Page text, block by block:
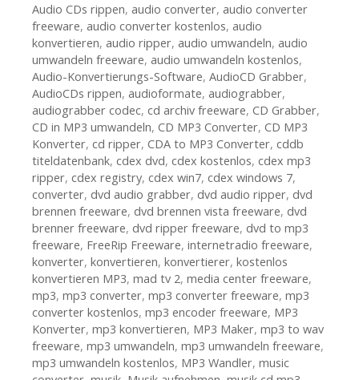
Audio CDs rippen, audio converter, audio converter
freeware, audio converter kostenlos, audio
konvertieren, audio ripper, audio umwandeln, audio
umwandeln freeware, audio umwandeln kostenlos,
Audio-Konvertierungs-Software, AudioCD Grabber,
AudioCDs rippen, audioformate, audiograbber,
audiograbber codec, cd archiv freeware, CD Grabber,
CD in MP3 umwandeln, CD MP3 Converter, CD MP3
Konverter, cd ripper, CDA to MP3 Converter, cddb
titeldatenbank, cdex dvd, cdex kostenlos, cdex mp3
ripper, cdex registry, cdex win7, cdex windows 7,
converter, dvd audio grabber, dvd audio ripper, dvd
brennen freeware, dvd brennen vista freeware, dvd
brenner freeware, dvd ripper freeware, dvd to mp3
freeware, FreeRip Freeware, internetradio freeware,
konverter, konvertieren, konvertierer, kostenlos
konvertieren MP3, mad tv 2, media center freeware,
mp3, mp3 converter, mp3 converter freeware, mp3
converter kostenlos, mp3 encoder freeware, MP3
Konverter, mp3 konvertieren, MP3 Maker, mp3 to wav
freeware, mp3 umwandeln, mp3 umwandeln freeware,
mp3 umwandeln kostenlos, MP3 Wandler, music